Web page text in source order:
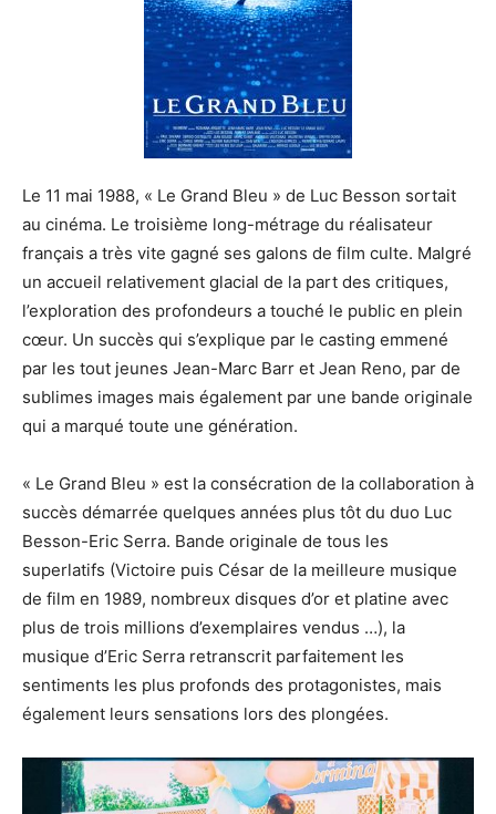
Le 11 mai 1988, « Le Grand Bleu » de Luc Besson sortait
au cinéma. Le troisième long-métrage du réalisateur
français a très vite gagné ses galons de film culte. Malgré
un accueil relativement glacial de la part des critiques,
l’exploration des profondeurs a touché le public en plein
cœur. Un succès qui s’explique par le casting emmené
par les tout jeunes Jean-Marc Barr et Jean Reno, par de
sublimes images mais également par une bande originale
qui a marqué toute une génération.
« Le Grand Bleu » est la consécration de la collaboration à
succès démarrée quelques années plus tôt du duo Luc
Besson-Eric Serra. Bande originale de tous les
superlatifs (Victoire puis César de la meilleure musique
de film en 1989, nombreux disques d’or et platine avec
plus de trois millions d’exemplaires vendus …), la
musique d’Eric Serra retranscrit parfaitement les
sentiments les plus profonds des protagonistes, mais
également leurs sensations lors des plongées.